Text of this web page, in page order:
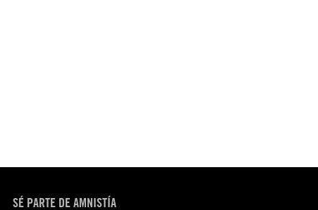
SÉ PARTE DE AMNISTÍA